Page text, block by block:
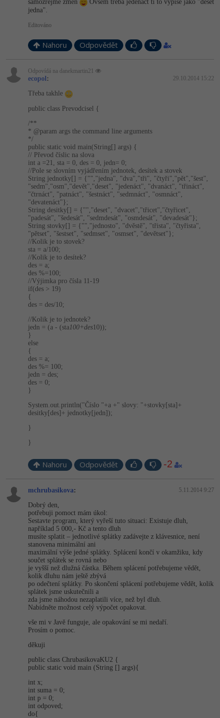
samozrejme zmen
Ovsem treba jedenact ti to vypise jako "deset
jedna".
Editováno
Nahoru Odpovědět
Odpovídá na danekmartin21
ecopol : 29.10.2014 15:22
Třeba takhle
public class Prevodcisel {
/**
* @param args the command line arguments
*/
public static void main(String[] args) {
// Převod číslic na slova
int a =21, sta = 0, des = 0, jedn= 0;
//Pole se slovním vyjádřením jednotek, desítek a stovek
String jednotky[] = {"","jedna", "dva","tři", "čtyři","pět","š­est",
"sedm","osm","de­vět","deset", "jedenáct", "dvanáct", "třináct",
"čtrnáct", "patnáct", "šestnáct", "sedmnáct", "osmnáct",
"devatenáct"};
String desitky[] = {"","deset", "dvacet","tři­cet","čtyřicet",
"padesát", "šedesát", "sedmdesát", "osmdesát", "devadesát"};
String stovky[] = {"","jednosto", "dvěstě", "třista", "čtyřista",
"pětset", "šestset", "sedmset", "osmset", "devětset"};
//Kolik je to stovek?
sta = a/100;
//Kolik je to desítek?
des = a;
des %=100;
//Výjimka pro čísla 11-19
if(des > 19)
{
des = des/10;
//Kolik je to jednotek?
jedn = (a - (sta 100+des10));
}
else
{
des = a;
des %= 100;
jedn = des;
des = 0;
}
System.out.prin­tln("Číslo "+a +" slovy: "+stovky[sta]+
desitky[des]+ jednotky[jedn]);
}
}
Nahoru Odpovědět -2
mchrubasikova: 5.11.2014 9:27
Dobrý den,
potřebuji pomoct mám úkol:
Sestavte program, který vyřeší tuto situaci: Existuje dluh,
například 5 000,- Kč a tento dluh
musíte splatit – jednotlivé splátky zadávejte z klávesnice, není
stanovena minimální ani
maximální výše jedné splátky. Splácení končí v okamžiku, kdy
součet splátek se rovná nebo
je vyšší než dlužná částka. Během splácení potřebujeme vědět,
kolik dluhu nám ještě zbývá
po odečtení splátky. Po skončení splácení potřebujeme vědět, kolik
splátek jsme uskutečnili a
zda jsme náhodou nezaplatili více, než byl dluh.
Nabídněte možnost celý výpočet opakovat.
vše mi v Javě funguje, ale opakování se mi nedaří.
Prosím o pomoc.
děkuji
public class ChrubasikovaKU2 {
public static void main (String [] args){
int x;
int suma = 0;
int p = 0;
int odpoved;
do{